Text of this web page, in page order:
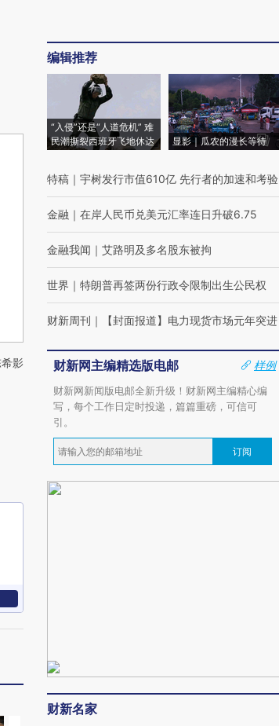
影
编辑推荐
“入侵”还是“人道危机” 难
民潮撕裂西班牙飞地休达
显影｜瓜农的漫长等待
特稿 ｜ 宇树发行市值610亿 先行者的加速和考验
金融 ｜ 在岸人民币兑美元汇率连日升破6.75
金融我闻 ｜ 艾路明及多名股东被拘
世界 ｜ 特朗普再签两份行政令限制出生公民权
财新周刊 ｜ 【封面报道】电力现货市场元年突进
财新网主编精选版电邮
样例
财新网新闻版电邮全新升级！财新网主编精心编
写，每个工作日定时投递，篇篇重磅，可信可
引。
订阅
财新名家